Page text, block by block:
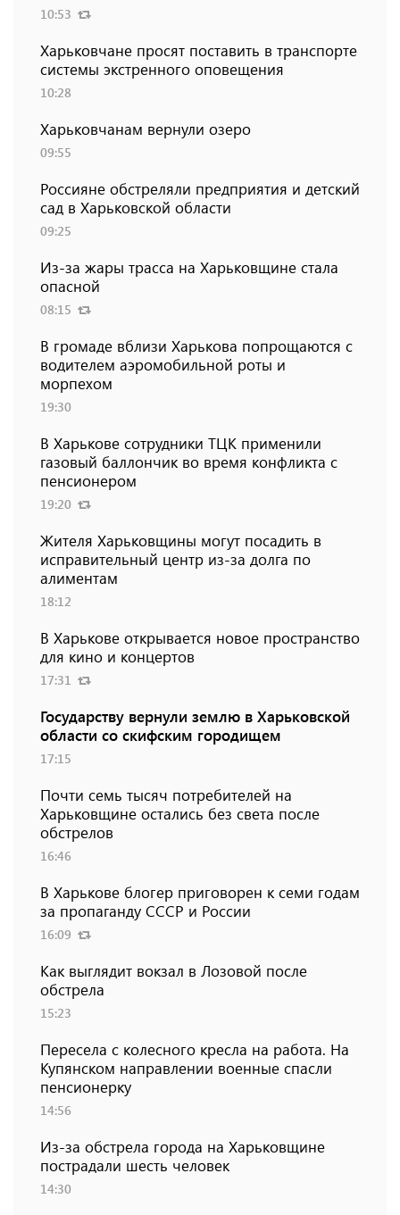
10:53
Харьковчане просят поставить в транспорте
системы экстренного оповещения
10:28
Харьковчанам вернули озеро
09:55
Россияне обстреляли предприятия и детский
сад в Харьковской области
09:25
Из-за жары трасса на Харьковщине стала
опасной
08:15
В громаде вблизи Харькова попрощаются с
водителем аэромобильной роты и
морпехом
19:30
В Харькове сотрудники ТЦК применили
газовый баллончик во время конфликта с
пенсионером
19:20
Жителя Харьковщины могут посадить в
исправительный центр из-за долга по
алиментам
18:12
В Харькове открывается новое пространство
для кино и концертов
17:31
Государству вернули землю в Харьковской
области со скифским городищем
17:15
Почти семь тысяч потребителей на
Харьковщине остались без света после
обстрелов
16:46
В Харькове блогер приговорен к семи годам
за пропаганду СССР и России
16:09
Как выглядит вокзал в Лозовой после
обстрела
15:23
Пересела с колесного кресла на работа. На
Купянском направлении военные спасли
пенсионерку
14:56
Из-за обстрела города на Харьковщине
пострадали шесть человек
14:30